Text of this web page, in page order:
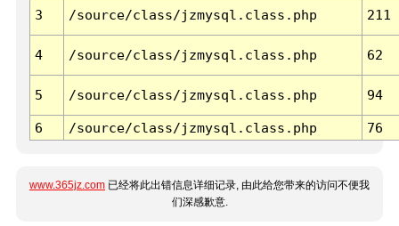
3 /source/class/jzmysql.class.php 211
4 /source/class/jzmysql.class.php 62
5 /source/class/jzmysql.class.php 94
6 /source/class/jzmysql.class.php 76
www.365jz.com 已经将此出错信息详细记录, 由此给您带来的访问不便我
们深感歉意.